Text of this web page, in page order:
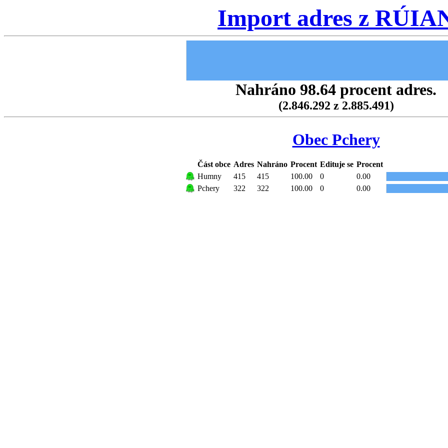
Import adres z
Nahráno 98.64 procent adres.
(2.846.292 z 2.885.491)
Obec Pchery
Část obce Adres Nahráno Procent Edituje se Procent
Humny
415 415 100.00 0
0.00
Pchery
322 322 100.00 0 0.00